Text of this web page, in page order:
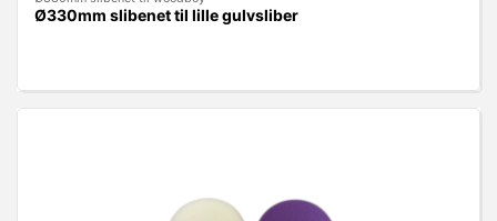
Ø330mm slibenet til lille gulvsliber